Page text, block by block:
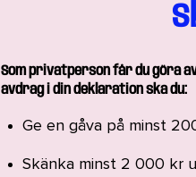
Som privatperson får du göra
avdrag i din deklaration ska du:
Ge en gåva på minst
Skänka minst 2 000 kr